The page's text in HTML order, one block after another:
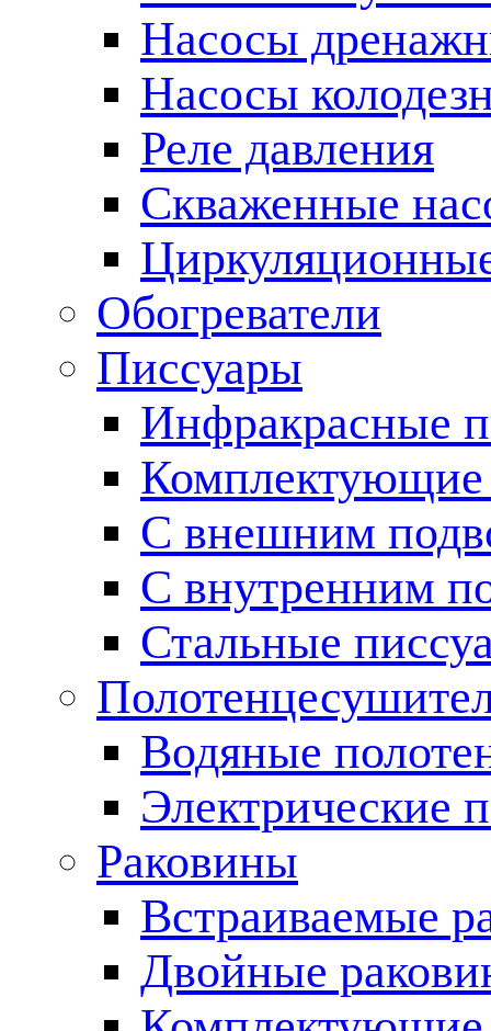
Насосы
Насосы
Реле давления
Скваженные
Обогреватели
Писсуары
Инфракрасные
Комплектующие
С внешним
С внутренним
Стальные
Водяные
Электрические
Раковины
Встраиваемые
Двойные